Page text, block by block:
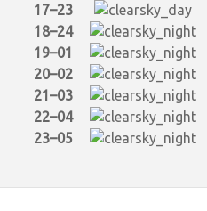
17–23
18–24
19–01
20–02
21–03
22–04
23–05